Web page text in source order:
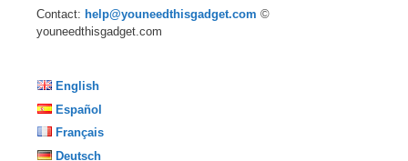
Contact: help@youneedthisgadget.com ©
youneedthisgadget.com
English
Español
Français
Deutsch